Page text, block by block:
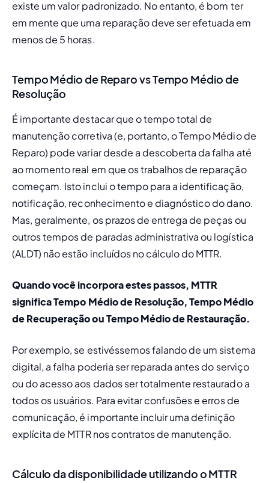
existe um valor padronizado. No entanto, é bom ter
em mente que uma reparação deve ser efetuada em
menos de 5 horas.
Tempo Médio de Reparo vs Tempo Médio de
Resolução
É importante destacar que o tempo total de
manutenção corretiva (e, portanto, o Tempo Médio de
Reparo) pode variar desde a descoberta da falha até
ao momento real em que os trabalhos de reparação
começam. Isto inclui o tempo para a identificação,
notificação, reconhecimento e diagnóstico do dano.
Mas, geralmente, os prazos de entrega de peças ou
outros tempos de paradas administrativa ou logística
(ALDT) não estão incluídos no cálculo do MTTR.
Quando você incorpora estes passos, MTTR
significa Tempo Médio de Resolução, Tempo Médio
de Recuperação ou Tempo Médio de Restauração.
Por exemplo, se estivéssemos falando de um sistema
digital, a falha poderia ser reparada antes do serviço
ou do acesso aos dados ser totalmente restaurado a
todos os usuários. Para evitar confusões e erros de
comunicação, é importante incluir uma definição
explícita de MTTR nos contratos de manutenção.
Cálculo da disponibilidade utilizando o MTTR